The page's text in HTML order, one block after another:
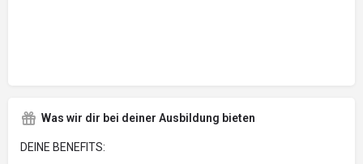
Was wir dir bei deiner Ausbildung bieten
DEINE BENEFITS: